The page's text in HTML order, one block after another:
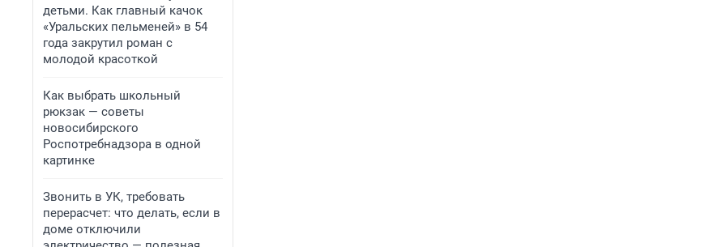
детьми. Как главный качок
«Уральских пельменей» в 54
года закрутил роман с
молодой красоткой
Как выбрать школьный
рюкзак — советы
новосибирского
Роспотребнадзора в одной
картинке
Звонить в УК, требовать
перерасчет: что делать, если в
доме отключили